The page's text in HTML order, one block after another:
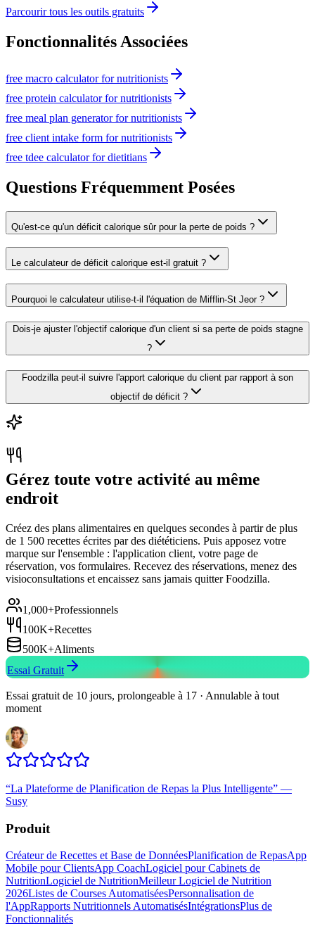
Parcourir tous les outils gratuits
Fonctionnalités Associées
free macro calculator for nutritionists
free protein calculator for nutritionists
free meal plan generator for nutritionists
free client intake form for nutritionists
free tdee calculator for dietitians
Questions Fréquemment Posées
Qu'est-ce qu'un déficit calorique sûr pour la perte de poids ?
Le calculateur de déficit calorique est-il gratuit ?
Pourquoi le calculateur utilise-t-il l'équation de Mifflin-St Jeor ?
Dois-je ajuster l'objectif calorique d'un client si sa perte de poids stagne
?
Foodzilla peut-il suivre l'apport calorique du client par rapport à son
objectif de déficit ?
Gérez toute votre activité au même
endroit
Créez des plans alimentaires en quelques secondes à partir de plus
de 1 500 recettes écrites par des diététiciens. Puis apposez votre
marque sur l'ensemble : l'application client, votre page de
réservation, vos formulaires. Recevez des réservations, menez des
visioconsultations et encaissez sans jamais quitter Foodzilla.
1,000+Professionnels
100K+Recettes
500K+Aliments
Essai Gratuit
Essai gratuit de 10 jours, prolongeable à 17 · Annulable à tout
moment
“La Plateforme de Planification de Repas la Plus Intelligente” —
Susy
Produit
Créateur de Recettes et Base de DonnéesPlanification de RepasApp
Mobile pour ClientsApp CoachLogiciel pour Cabinets de
NutritionLogiciel de NutritionMeilleur Logiciel de Nutrition
2026Listes de Courses AutomatiséesPersonnalisation de
l'AppRapports Nutritionnels AutomatisésIntégrationsPlus de
Fonctionnalités